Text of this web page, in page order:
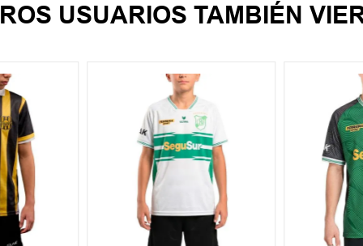
USUARIOS TAMBIÉN